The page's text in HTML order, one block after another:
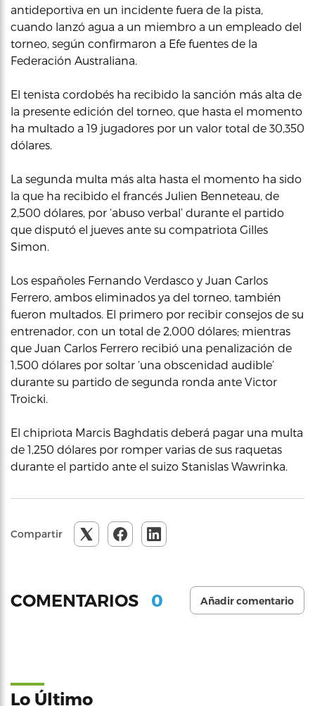
antideportiva en un incidente fuera de la pista,
cuando lanzó agua a un miembro a un empleado del
torneo, según confirmaron a Efe fuentes de la
Federación Australiana.
El tenista cordobés ha recibido la sanción más alta de
la presente edición del torneo, que hasta el momento
ha multado a 19 jugadores por un valor total de 30,350
dólares.
La segunda multa más alta hasta el momento ha sido
la que ha recibido el francés Julien Benneteau, de
2,500 dólares, por ‘abuso verbal’ durante el partido
que disputó el jueves ante su compatriota Gilles
Simon.
Los españoles Fernando Verdasco y Juan Carlos
Ferrero, ambos eliminados ya del torneo, también
fueron multados. El primero por recibir consejos de su
entrenador, con un total de 2,000 dólares; mientras
que Juan Carlos Ferrero recibió una penalización de
1,500 dólares por soltar ‘una obscenidad audible’
durante su partido de segunda ronda ante Victor
Troicki.
El chipriota Marcis Baghdatis deberá pagar una multa
de 1,250 dólares por romper varias de sus raquetas
durante el partido ante el suizo Stanislas Wawrinka.
Compartir
COMENTARIOS 0 Añadir comentario
Lo Último